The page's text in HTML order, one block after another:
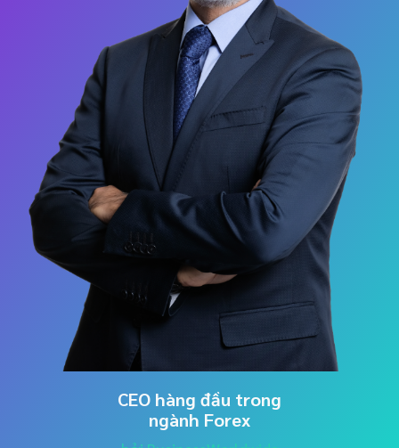
CEO hàng đầu trong
ngành Forex